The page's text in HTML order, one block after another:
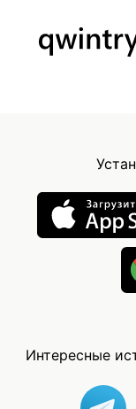
Интересные